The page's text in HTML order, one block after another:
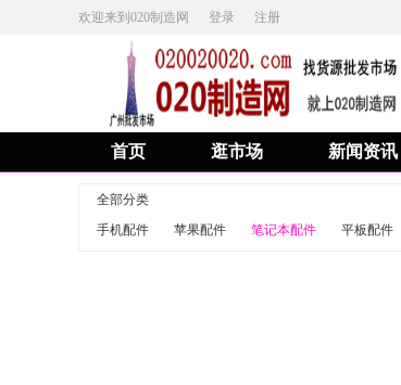
欢迎来到020制造网 登录 注册
首页 逛市场 新闻资讯
全部分类
手机配件
苹果配件 笔记本配件 平板配件